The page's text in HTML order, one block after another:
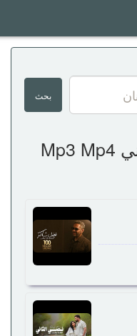
تحميل يا نصفي الثاني Mp3 Mp4